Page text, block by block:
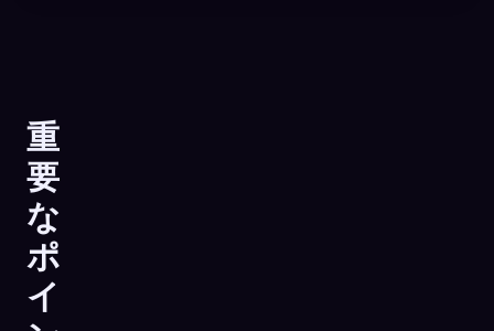
重
要
な
ポ
イ